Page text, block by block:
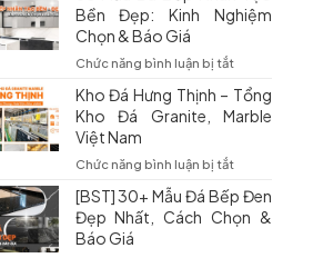
Kinh
Nghiệm
Và
Báo
Giá
Mới
Kết
Tốt
Không?
Đẹp
Báo
Giá
Bền Đẹp: Kinh Nghiệm
Chọn & Báo Giá
Chức năng bình luận bị tắtở
Mẫu
Đá
Bền
Đẹp:
Kinh
Kho Đá Hưng Thịnh – Tổng
Kho Đá Granite, Marble
Việt Nam
Chức năng bình luận bị tắtở
Đá
Hưng
[BST] 30+ Mẫu Đá Bếp Đen
Đẹp Nhất, Cách Chọn &
Báo Giá